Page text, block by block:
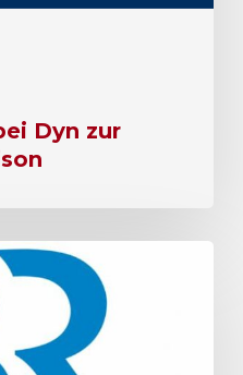
Dyn zur